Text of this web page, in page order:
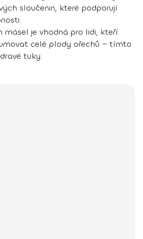
sloučenin, které podporují
másel je vhodná pro lidi, kteří
celé plody ořechů − tímto
tuky.